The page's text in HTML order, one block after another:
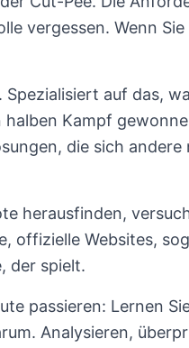
vergessen. Wenn
auf das,
halben Kampf
die sich andere
herausfinden,
offizielle Websites,
der spielt.
passieren: Lernen
Analysieren,